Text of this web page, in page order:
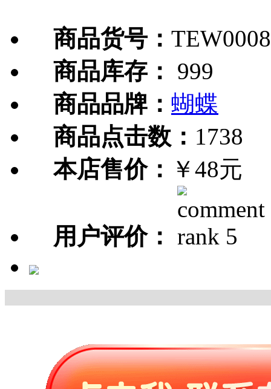
商品货号：
商品库存：
999
商品品牌： 蝴蝶
商品点击数： 1738
本店售价： ￥48元
用户评价：